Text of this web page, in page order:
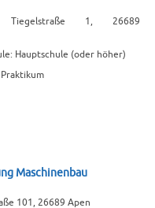
Tiegelstraße 1, 26689
Hauptschule (oder höher)
Maschinenbau
101, 26689 Apen